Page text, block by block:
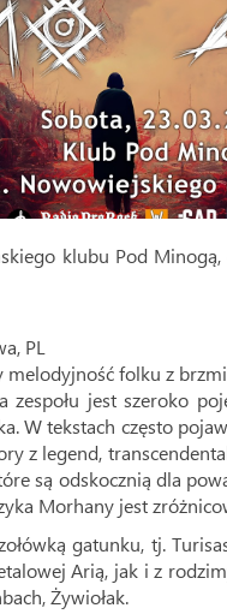
klubu Pod
PL
melodyjność folku z
zespołu jest szeroko
W tekstach często
z legend,
są odskocznią dla
Morhany jest
gatunku, tj.
Arią, jak i z
Żywiołak.